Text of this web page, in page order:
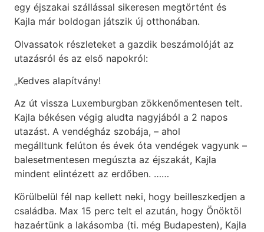
egy éjszakai szállással sikeresen megtörtént és
Kajla már boldogan játszik új otthonában.
Olvassatok részleteket a gazdik beszámolóját az
utazásról és az első napokról:
„Kedves alapítvány!
Az út vissza Luxemburgban zökkenőmentesen telt.
Kajla békésen végig aludta nagyjából a 2 napos
utazást. A vendégház szobája, – ahol
megálltunk felúton és évek óta vendégek vagyunk –
balesetmentesen megúszta az éjszakát, Kajla
mindent elintézett az erdőben. ……
Körülbelül fél nap kellett neki, hogy beilleszkedjen a
családba. Max 15 perc telt el azután, hogy Önöktöl
hazaértünk a lakásomba (ti. még Budapesten), Kajla